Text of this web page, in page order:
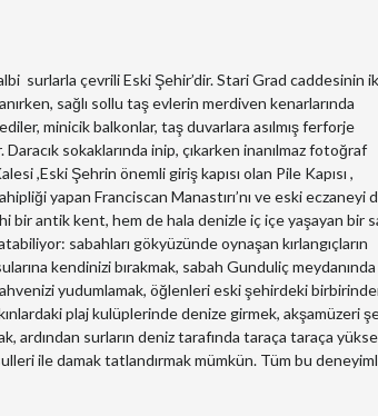
surlarla çevrili Eski Şehir’dir. Stari Grad caddesinin
sağlı sollu taş evlerin merdiven kenarlarında
minicik balkonlar, taş duvarlara asılmış ferforje
sokaklarında inip, çıkarken inanılmaz fotoğraf
,Eski Şehrin önemli giriş kapısı olan Pile Kapısı ,
yapan Franciscan Manastırı’nı ve eski eczaneyi
bir antik kent, hem de hala denizle iç içe yaşayan bir
sabahları gökyüzünde oynaşan kırlangıçların
kendinizi bırakmak, sabah Gunduliç meydanında
yudumlamak, öğlenleri eski şehirdeki
plaj kulüplerinde denize girmek, akşamüzeri
ardından surların deniz tarafında taraça taraça
ile damak tatlandırmak mümkün. Tüm bu